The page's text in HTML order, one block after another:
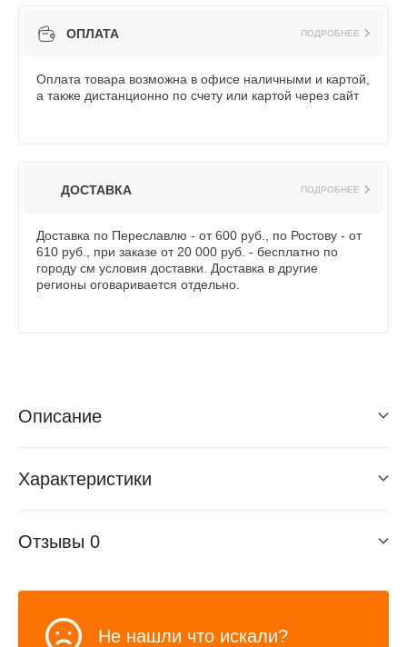
ОПЛАТА ПОДРОБНЕЕ
Оплата товара возможна в офисе наличными и картой,
а также дистанционно по счету или картой через сайт
ДОСТАВКА ПОДРОБНЕЕ
Доставка по Переславлю - от 600 руб., по Ростову - от
610 руб., при заказе от 20 000 руб. - бесплатно по
городу см условия доставки. Доставка в другие
регионы оговаривается отдельно.
Описание
Характеристики
Отзывы 0
Не нашли что искали?